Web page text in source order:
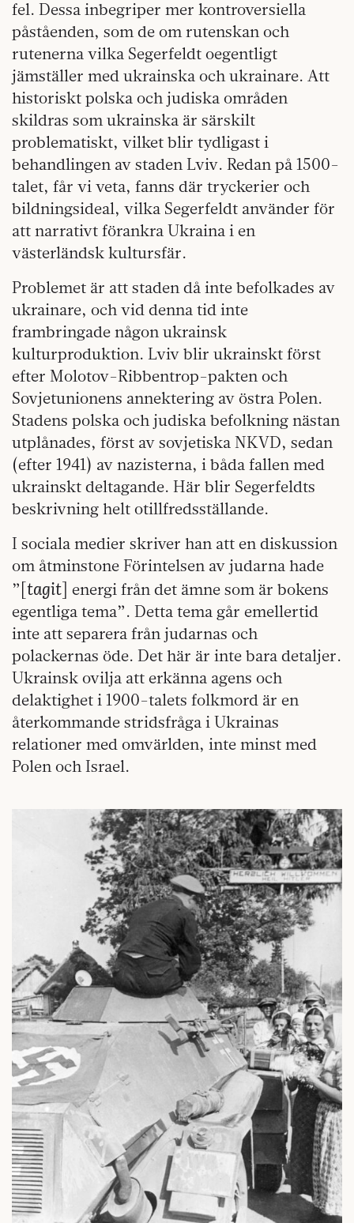
fel. Dessa inbegriper mer kontroversiella
påståenden, som de om rutenskan och
rutenerna vilka Segerfeldt oegentligt
jämställer med ukrainska och ukrainare. Att
historiskt polska och judiska områden
skildras som ukrainska är särskilt
problematiskt, vilket blir tydligast i
behandlingen av staden Lviv. Redan på 1500-
talet, får vi veta, fanns där tryckerier och
bildningsideal, vilka Segerfeldt använder för
att narrativt förankra Ukraina i en
västerländsk kultursfär.
Problemet är att staden då inte befolkades av
ukrainare, och vid denna tid inte
frambringade någon ukrainsk
kulturproduktion. Lviv blir ukrainskt först
efter Molotov-Ribbentrop-pakten och
Sovjetunionens annektering av östra Polen.
Stadens polska och judiska befolkning nästan
utplånades, först av sovjetiska NKVD, sedan
(efter 1941) av nazisterna, i båda fallen med
ukrainskt deltagande. Här blir Segerfeldts
beskrivning helt otillfredsställande.
I sociala medier skriver han att en diskussion
om åtminstone Förintelsen av judarna hade
”[tagit] energi från det ämne som är bokens
egentliga tema”. Detta tema går emellertid
inte att separera från judarnas och
polackernas öde. Det här är inte bara detaljer.
Ukrainsk ovilja att erkänna agens och
delaktighet i 1900-talets folkmord är en
återkommande stridsfråga i Ukrainas
relationer med omvärlden, inte minst med
Polen och Israel.